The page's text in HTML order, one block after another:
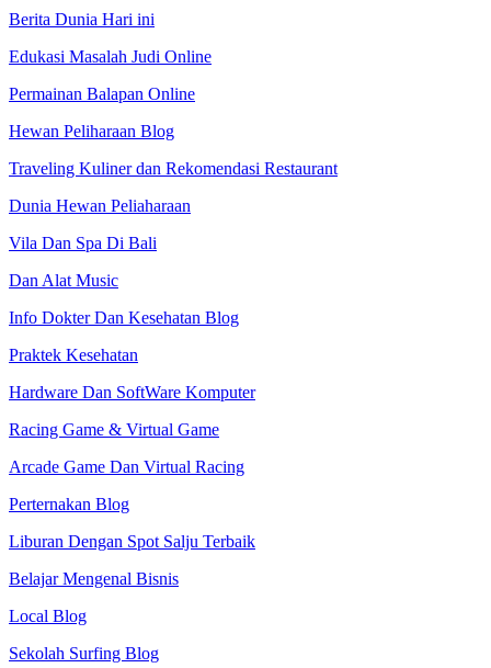
Berita Dunia Hari ini
Edukasi Masalah Judi Online
Permainan Balapan Online
Hewan Peliharaan Blog
Traveling Kuliner dan Rekomendasi Restaurant
Dunia Hewan Peliaharaan
Vila Dan Spa Di Bali
Dan Alat Music
Info Dokter Dan Kesehatan Blog
Praktek Kesehatan
Hardware Dan SoftWare Komputer
Racing Game & Virtual Game
Arcade Game Dan Virtual Racing
Perternakan Blog
Liburan Dengan Spot Salju Terbaik
Belajar Mengenal Bisnis
Local Blog
Sekolah Surfing Blog